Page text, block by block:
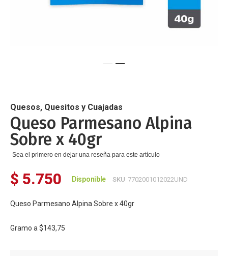
de
la
galería
de
imágenes
Quesos, Quesitos y Cuajadas
Queso Parmesano Alpina
Sobre x 40gr
Sea el primero en dejar una reseña para este artículo
$ 5.750 Disponible SKU 7702001012022UND
Queso Parmesano Alpina Sobre x 40gr
Gramo a $143,75